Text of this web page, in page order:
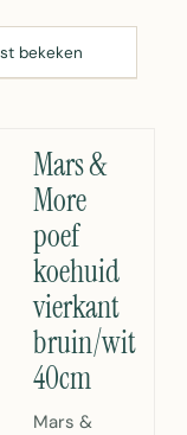
Mars &
More
poef
koehuid
vierkant
bruin/wit
40cm
Mars &